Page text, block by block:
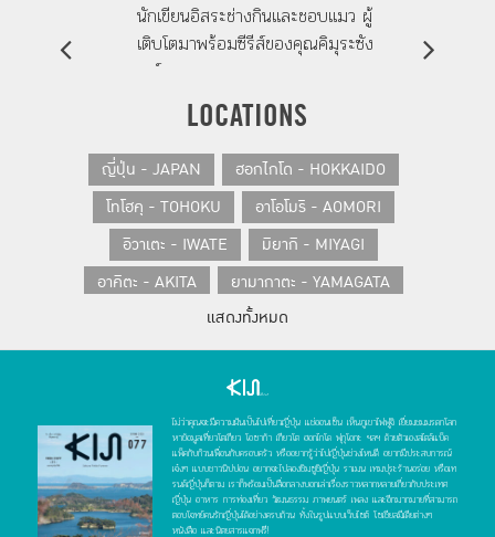
นักเขียนอิสระช่างกินและชอบแมว ผู้
เติบโตมาพร้อมซีรีส์ของคุณคิมุระซัง
การ์ตูนตาหวาน วรรณกรรมของคุณ
บานานา โยชิโมโต และภาพยนตร์คุณ
โครีเอดะ
LOCATIONS
ญี่ปุ่น - JAPAN
ฮอกไกโด - HOKKAIDO
โทโฮคุ - TOHOKU
อาโอโมริ - AOMORI
อิวาเตะ - IWATE
มิยากิ - MIYAGI
อาคิตะ - AKITA
ยามากาตะ - YAMAGATA
ฟุกุชิมะ - FUKUSHIMA
คันโต - KANTO
โตเกียว - TOKYO
อิบารากิ - IBARAKI
กุมมะ - GUNMA
ไซตามะ - SAITAMA
ชิบะ - CHIBA
คานางาวะ - KANAGAWA
โยโกฮาม่า - YOKOHAMA
ชูบุ - CHUBU
แสดงทั้งหมด
ไม่ว่าคุณจะมีความฝันเป็นไปเที่ยวญี่ปุ่น แช่ออนเซ็น เห็นภูเขาไฟฟูจิ เยี่ยมชมมรดกโลก
หาข้อมูลเที่ยวโตเกียว โอซาก้า เกียวโต ฮอกไกโด ฟุกุโอกะ ฯลฯ ด้วยตัวเองสไตล์แบ็ค
แพ็คกับก๊วนเพื่อนกับครอบครัว หรืออยากรู้ว่าไปญี่ปุ่นช่วงไหนดี อยากมีประสบการณ์
เจ๋งๆ แบบชาวนิปปอน อยากจะไปลองชิมซูชิญี่ปุ่น ราเมน เทมปุระร้านอร่อย หรือเท
รนด์ญี่ปุ่นก็ตาม เราก็พร้อมเป็นสื่อกลางบอกเล่าเรื่องราวหลากหลายเกี่ยวกับประเทศ
ญี่ปุ่น อาหาร การท่องเที่ยว วัฒนธรรม ภาพยนตร์ เพลง และอีกมากมายที่สามารถ
ตอบโจทย์คนรักญี่ปุ่นได้อย่างครบถ้วน ทั้งในรูปแบบเว็บไซต์ โซเชียลมีเดียต่างๆ
หนังสือ และนิตยสารแจกฟรี!